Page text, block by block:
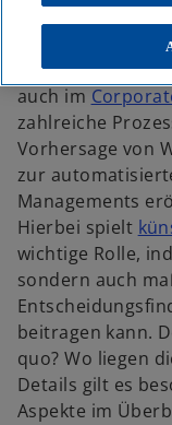
e
u
R
g
i
s
t
e
r
k
a
r
t
e
g
ö
n
e
t
KI im Treasury: Drei
Die
auch im
zahlreiche
Vorhersage von
zur
Managements
Hierbei spielt
wichtige Rolle,
sondern auch
beitragen kann.
quo? Wo liegen
Details gilt es
Aspekte im